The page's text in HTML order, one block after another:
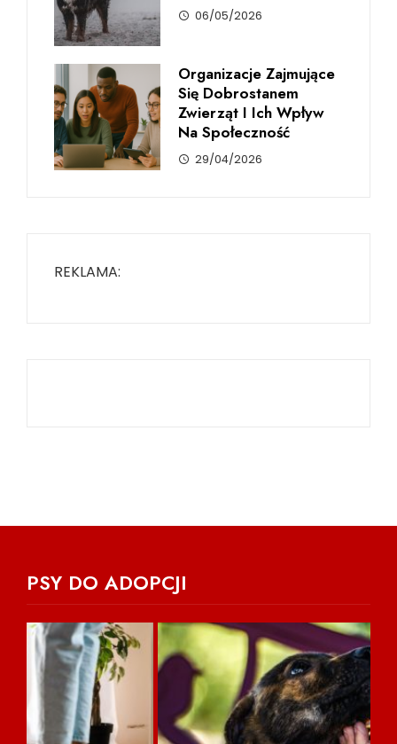
06/05/2026
Organizacje Zajmujące
Się Dobrostanem
Zwierząt I Ich Wpływ
Na Społeczność
29/04/2026
REKLAMA:
PSY DO ADOPCJI